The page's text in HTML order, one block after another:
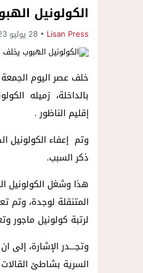
الكولونيل
Lisan Press 28 يوليو 2023
بالداخلة، زميله
إقليم الناظور .
وتم إعفاء الكولونيل
ذكر السبب.
هذا وشغل الكولونيل
المتنقلة لوجدة، وتم
لرتبة كولونيل ماجور
وتجـــدر الإشارة،
السرية بشاطئ